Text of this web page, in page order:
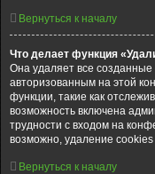
Вернуться к началу
Что делает функция
Она удаляет все
авторизованным на этой
функции, такие как
возможность включена
трудности с входом на
возможно, удаление
Вернуться к началу